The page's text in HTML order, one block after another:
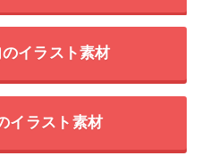
イラスト素材
イラスト素材